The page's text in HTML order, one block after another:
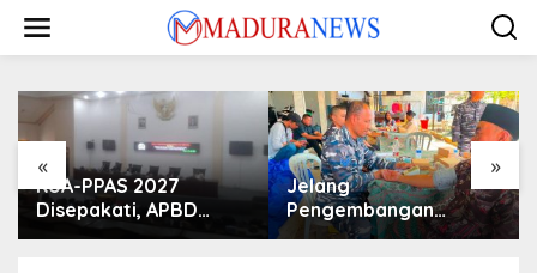
konten
« »
KUA-PPAS 2027
Disepakati, APBD
Sampang Defisit Rp
Jelang
Pengembangan
Lapangan Hidayah,